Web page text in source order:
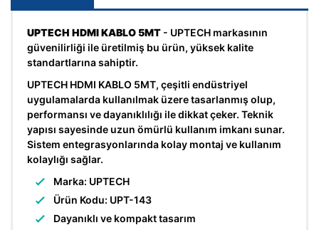
UPTECH HDMI KABLO 5MT - UPTECH markasının
güvenilirliği ile üretilmiş bu ürün, yüksek kalite
standartlarına sahiptir.
UPTECH HDMI KABLO 5MT, çeşitli endüstriyel
uygulamalarda kullanılmak üzere tasarlanmış olup,
performansı ve dayanıklılığı ile dikkat çeker. Teknik
yapısı sayesinde uzun ömürlü kullanım imkanı sunar.
Sistem entegrasyonlarında kolay montaj ve kullanım
kolaylığı sağlar.
Marka: UPTECH
Ürün Kodu: UPT-143
Dayanıklı ve kompakt tasarım